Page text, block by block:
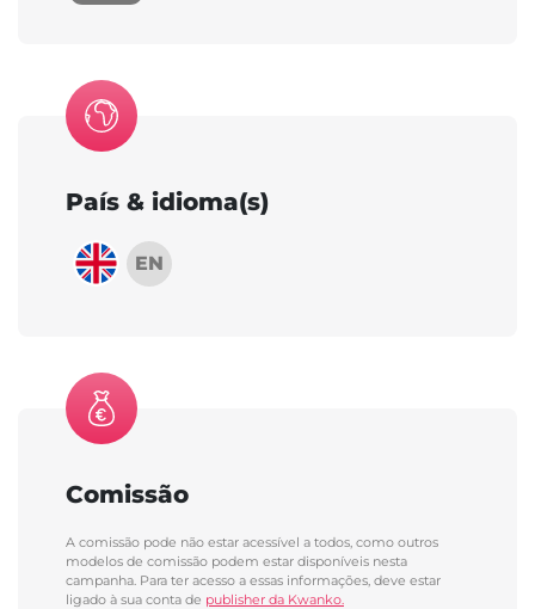
País & idioma(s)
EN
Comissão
A comissão pode não estar acessível a todos, como outros
modelos de comissão podem estar disponíveis nesta
campanha. Para ter acesso a essas informações, deve estar
ligado à sua conta de publisher da Kwanko.